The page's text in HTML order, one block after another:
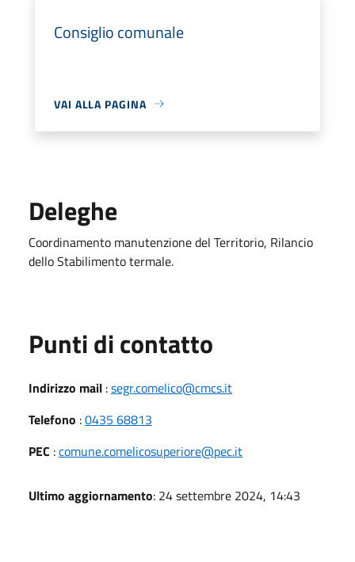
Consiglio comunale
VAI ALLA PAGINA
Deleghe
Coordinamento manutenzione del Territorio, Rilancio
dello Stabilimento termale.
Punti di contatto
Indirizzo mail :segr.comelico@cmcs.it
Telefono :0435 68813
PEC :comune.comelicosuperiore@pec.it
Ultimo aggiornamento: 24 settembre 2024, 14:43